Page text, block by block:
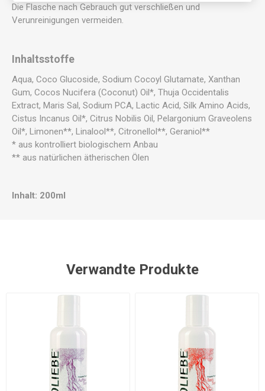
Die Flasche nach Gebrauch gut verschließen und
Verunreinigungen vermeiden.
Inhaltsstoffe
Aqua, Coco Glucoside, Sodium Cocoyl Glutamate, Xanthan
Gum, Cocos Nucifera (Coconut) Oil*, Thuja Occidentalis
Extract, Maris Sal, Sodium PCA, Lactic Acid, Silk Amino Acids,
Cistus Incanus Oil*, Citrus Nobilis Oil, Pelargonium Graveolens
Oil*, Limonen**, Linalool**, Citronellol**, Geraniol**
* aus kontrolliert biologischem Anbau
** aus natürlichen ätherischen Ölen
Inhalt: 200ml
Verwandte Produkte